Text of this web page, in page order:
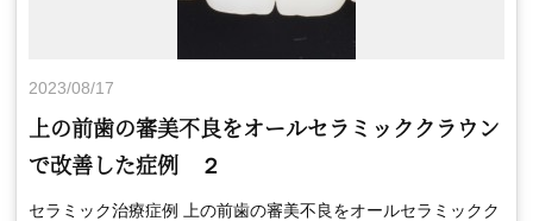
2023/08/17
上の前歯の審美不良をオールセラミッククラウン
で改善した症例 ２
セラミック治療症例 上の前歯の審美不良をオールセラミックク